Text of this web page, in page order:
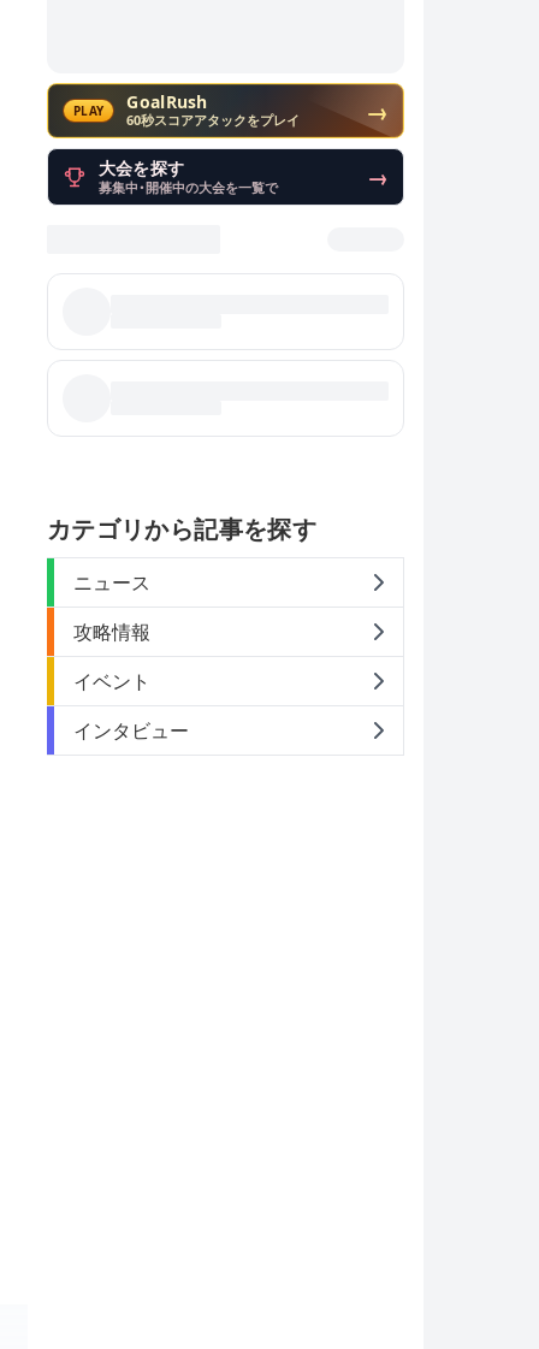
PLAY GoalRush
60秒スコアアタックをプレイ →
大会を探す
募集中・開催中の大会を一覧で →
カテゴリから記事を探す
ニュース
攻略情報
イベント
インタビュー